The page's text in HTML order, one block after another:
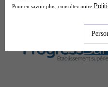
Pour en savoir plus, consultez notre